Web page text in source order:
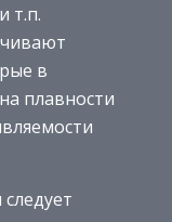
т.п.
в
плавности